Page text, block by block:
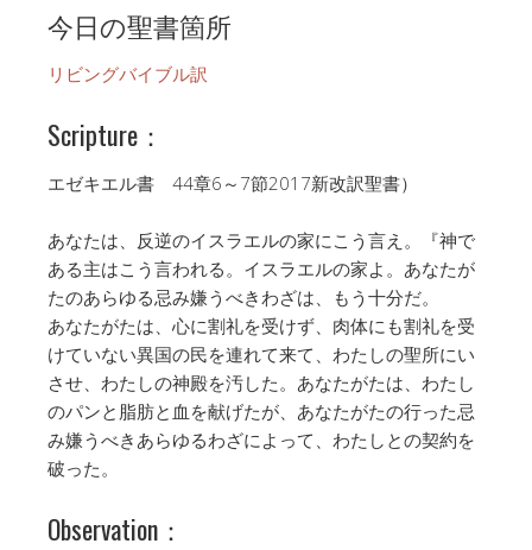
今日の聖書箇所
リビングバイブル訳
Scripture：
エゼキエル書 44章6～7節2017新改訳聖書）
あなたは、反逆のイスラエルの家にこう言え。『神で
ある主はこう言われる。イスラエルの家よ。あなたが
たのあらゆる忌み嫌うべきわざは、もう十分だ。
あなたがたは、心に割礼を受けず、肉体にも割礼を受
けていない異国の民を連れて来て、わたしの聖所にい
させ、わたしの神殿を汚した。あなたがたは、わたし
のパンと脂肪と血を献げたが、あなたがたの行った忌
み嫌うべきあらゆるわざによって、わたしとの契約を
破った。
Observation：